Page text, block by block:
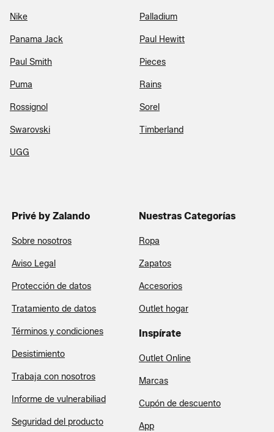
Nike Palladium
Panama Jack Paul Hewitt
Paul Smith Pieces
Puma Rains
Rossignol Sorel
Swarovski Timberland
UGG
Privé by Zalando
Sobre nosotros
Aviso Legal
Protección de datos
Tratamiento de datos
Términos y condiciones
Desistimiento
Trabaja con nosotros
Informe de vulnerabiliad
Seguridad del producto
Nuestras Categorías
Ropa
Zapatos
Accesorios
Outlet hogar
Inspírate
Outlet Online
Marcas
Cupón de descuento
App